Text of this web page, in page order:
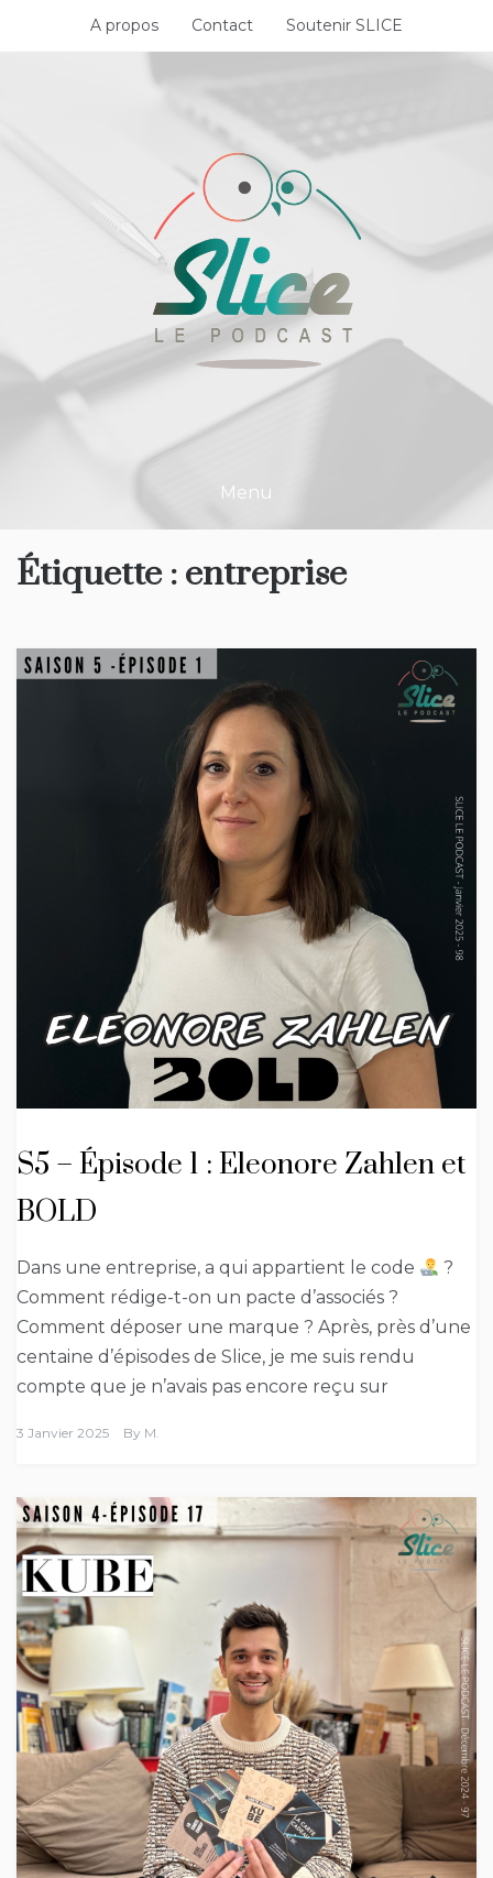
A propos Contact Soutenir SLICE
Menu
Étiquette : entreprise
S5 – Épisode 1 : Eleonore Zahlen et
BOLD
Dans une entreprise, a qui appartient le code
?
Comment rédige-t-on un pacte d’associés ?
Comment déposer une marque ? Après, près d’une
centaine d’épisodes de Slice, je me suis rendu
compte que je n’avais pas encore reçu sur
3 Janvier 2025 By M.